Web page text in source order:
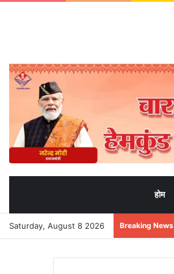
होम
Saturday, August 8 2026 Breaking News